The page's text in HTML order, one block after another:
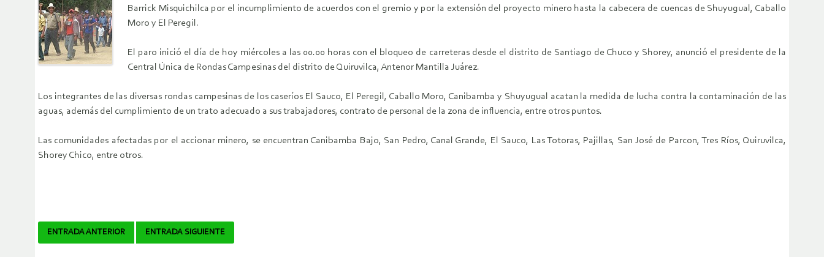
Barrick Misquichilca por el incumplimiento de acuerdos con el gremio y por la extensión del proyecto minero hasta la cabecera de cuencas de Shuyugual, Caballo
Moro y El Peregil.
El paro inició el día de hoy miércoles a las 00.00 horas con el bloqueo de carreteras desde el distrito de Santiago de Chuco y Shorey, anunció el presidente de la
Central Única de Rondas Campesinas del distrito de Quiruvilca, Antenor Mantilla Juárez.
Los integrantes de las diversas rondas campesinas de los caseríos El Sauco, El Peregil, Caballo Moro, Canibamba y Shuyugual acatan la medida de lucha contra la contaminación de las
aguas, además del cumplimiento de un trato adecuado a sus trabajadores, contrato de personal de la zona de influencia, entre otros puntos.
Las comunidades afectadas por el accionar minero, se encuentran Canibamba Bajo, San Pedro, Canal Grande, El Sauco, Las Totoras, Pajillas, San José de Parcon, Tres Ríos, Quiruvilca,
Shorey Chico, entre otros.
Navegador
ENTRADA ANTERIOR ENTRADA SIGUIENTE